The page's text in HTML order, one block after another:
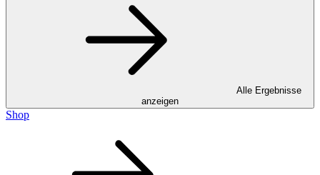
Alle Ergebnisse
anzeigen
Shop